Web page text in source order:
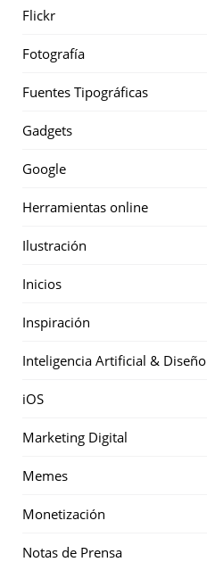
Flickr
Fotografía
Fuentes Tipográficas
Gadgets
Google
Herramientas online
Ilustración
Inicios
Inspiración
Inteligencia Artificial & Diseño
iOS
Marketing Digital
Memes
Monetización
Notas de Prensa